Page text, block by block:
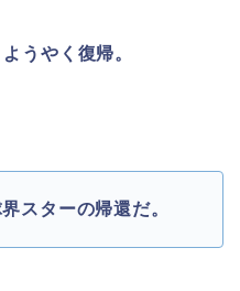
うやく復帰。
スターの帰還だ。